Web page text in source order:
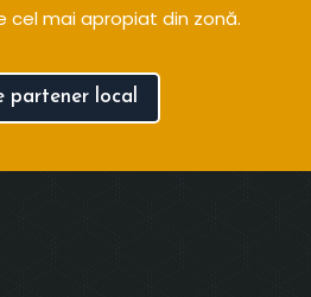
mai apropiat din zonă.
partener local